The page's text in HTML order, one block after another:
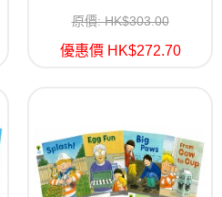
Stage 1(Wordless)
原價: HK$303.00
優惠價 HK$272.70